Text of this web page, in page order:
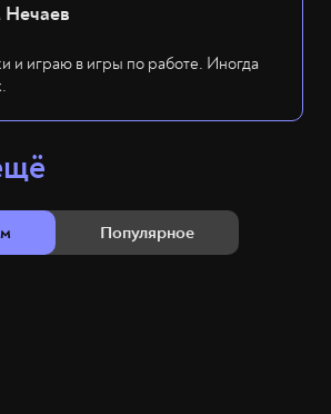
и играю в игры по работе. Иногда
Популярное